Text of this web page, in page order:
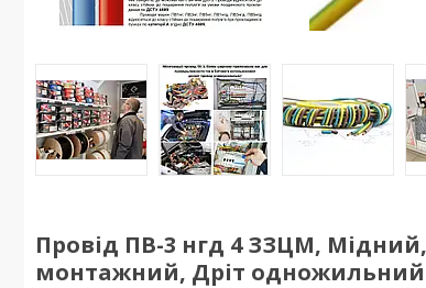
Провід ПВ-3 нгд 4 ЗЗЦМ,
монтажний, Дріт одножильний